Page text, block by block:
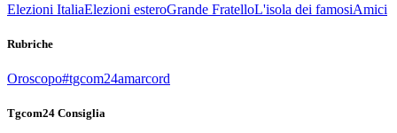
Elezioni ItaliaElezioni esteroGrande FratelloL'isola dei famosiAmici
Rubriche
Oroscopo#tgcom24amarcord
Tgcom24 Consiglia